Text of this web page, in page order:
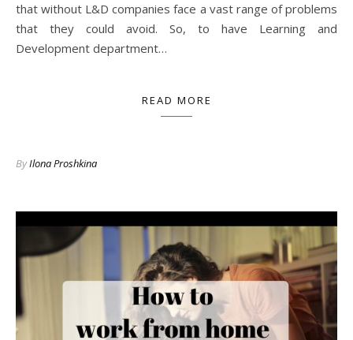
that without L&D companies face a vast range of problems
that they could avoid. So, to have Learning and
Development department…
READ MORE
ByIlona Proshkina